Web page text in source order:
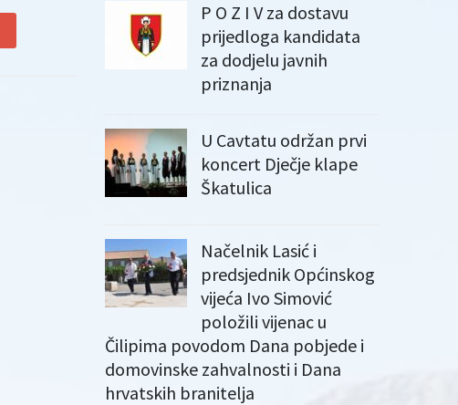
P O Z I V za dostavu
prijedloga kandidata
za dodjelu javnih
priznanja
U Cavtatu održan prvi
koncert Dječje klape
Škatulica
Načelnik Lasić i
predsjednik Općinskog
vijeća Ivo Simović
položili vijenac u
Čilipima povodom Dana pobjede i
domovinske zahvalnosti i Dana
hrvatskih branitelja